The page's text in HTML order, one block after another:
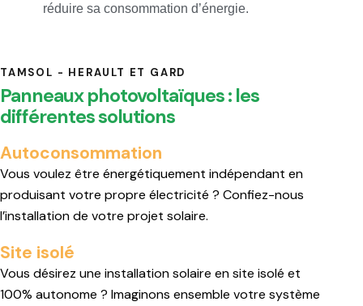
réduire sa consommation d’énergie.
TAMSOL - HERAULT ET GARD
Panneaux photovoltaïques : les
différentes solutions
Autoconsommation
Vous voulez être énergétiquement indépendant en
produisant votre propre électricité ? Confiez-nous
l’installation de votre projet solaire.
Site isolé
Vous désirez une installation solaire en site isolé et
100% autonome ? Imaginons ensemble votre système